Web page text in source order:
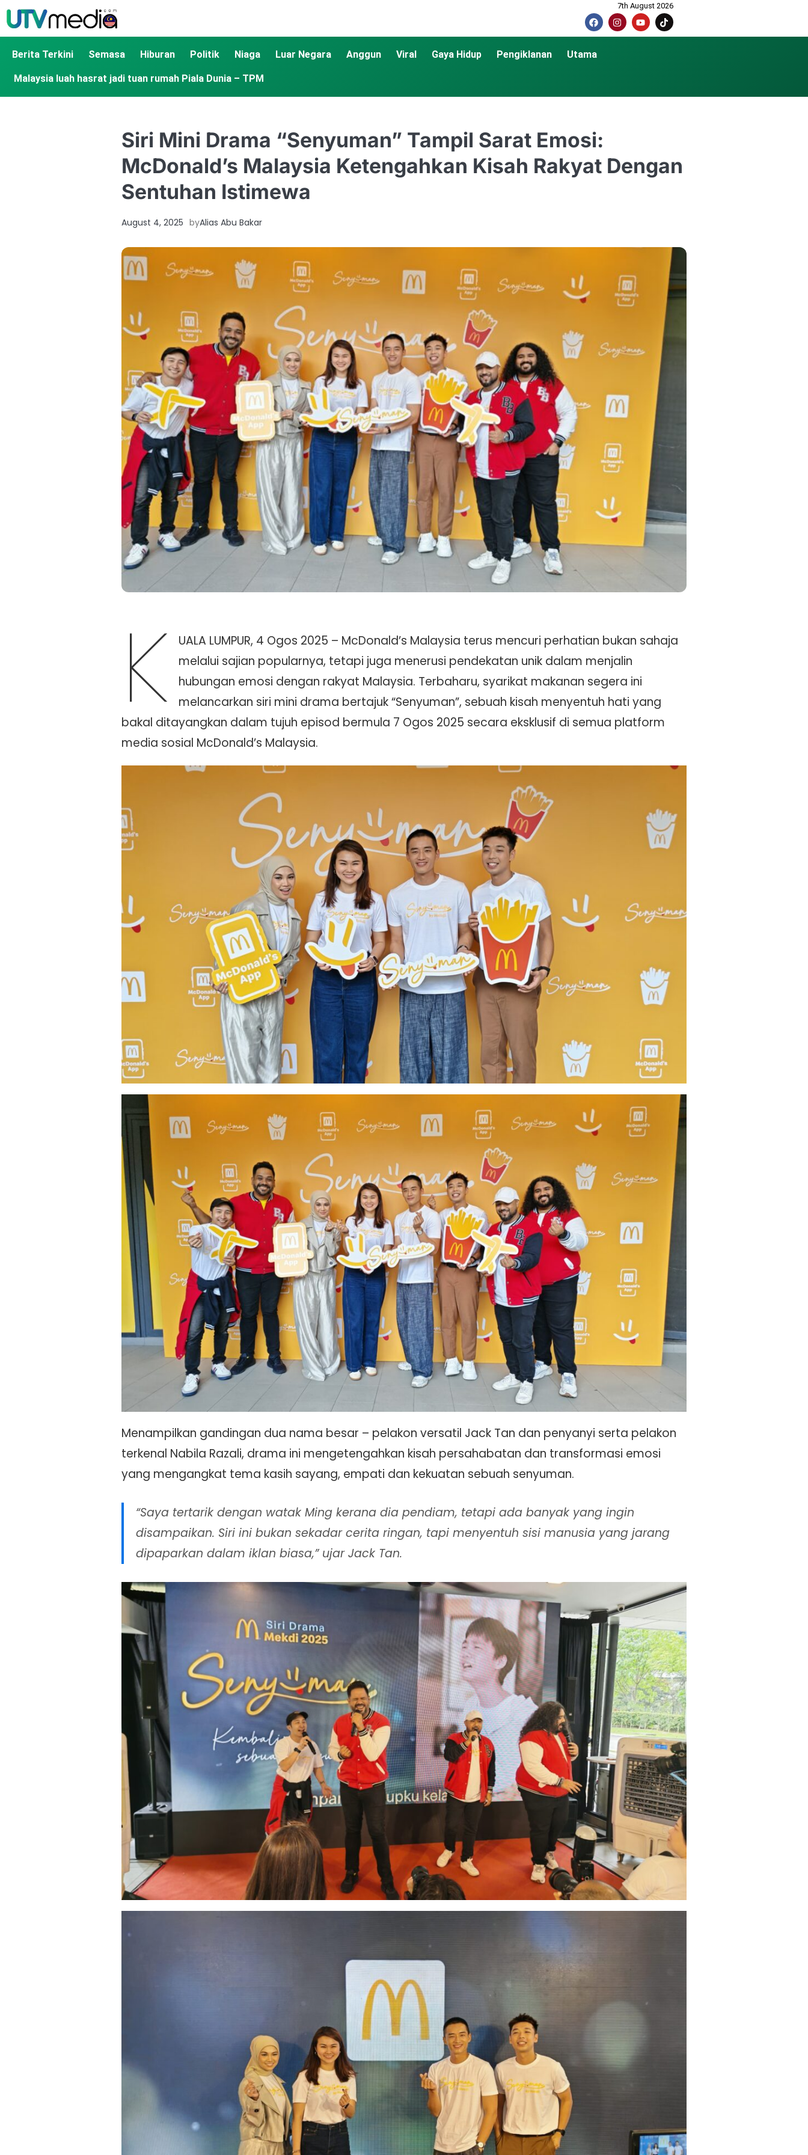
7th August 2026
Berita Terkini Semasa Hiburan Politik Niaga Luar Negara Anggun Viral Gaya Hidup Pengiklanan Utama
Malaysia luah hasrat jadi tuan rumah Piala Dunia – TPM
Siri Mini Drama “Senyuman” Tampil Sarat Emosi:
McDonald’s Malaysia Ketengahkan Kisah Rakyat Dengan
Sentuhan Istimewa
August 4, 2025 byAlias Abu Bakar
K
UALA LUMPUR, 4 Ogos 2025 – McDonald’s Malaysia terus mencuri perhatian bukan sahaja
melalui sajian popularnya, tetapi juga menerusi pendekatan unik dalam menjalin
hubungan emosi dengan rakyat Malaysia. Terbaharu, syarikat makanan segera ini
melancarkan siri mini drama bertajuk “Senyuman”, sebuah kisah menyentuh hati yang
bakal ditayangkan dalam tujuh episod bermula 7 Ogos 2025 secara eksklusif di semua platform
media sosial McDonald’s Malaysia.
Menampilkan gandingan dua nama besar – pelakon versatil Jack Tan dan penyanyi serta pelakon
terkenal Nabila Razali, drama ini mengetengahkan kisah persahabatan dan transformasi emosi
yang mengangkat tema kasih sayang, empati dan kekuatan sebuah senyuman.
“Saya tertarik dengan watak Ming kerana dia pendiam, tetapi ada banyak yang ingin
disampaikan. Siri ini bukan sekadar cerita ringan, tapi menyentuh sisi manusia yang jarang
dipaparkan dalam iklan biasa,” ujar Jack Tan.